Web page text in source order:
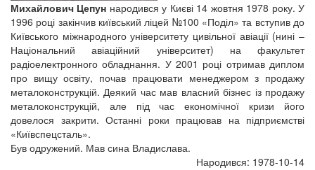
Михайлович Цепун народився у Києві 14 жовтня 1978 року. У
1996 році закінчив київський ліцей №100 «Поділ» та вступив до
Київського міжнародного університету цивільної авіації (нині –
Національний авіаційний університет) на факультет
радіоелектронного обладнання. У 2001 році отримав диплом
про вищу освіту, почав працювати менеджером з продажу
металоконструкцій. Деякий час мав власний бізнес із продажу
металоконструкцій, але під час економічної кризи його
довелося закрити. Останні роки працював на підприємстві
«Київспецсталь».
Був одружений. Мав сина Владислава.
Народився: 1978-10-14